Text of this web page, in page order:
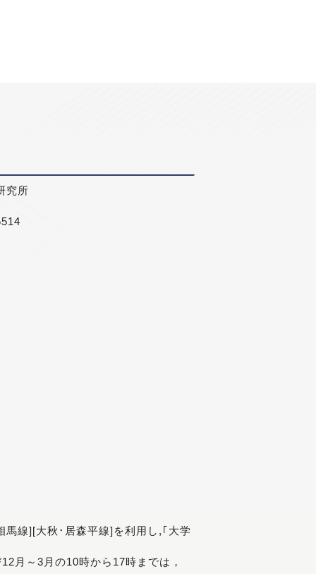
究所
線][大秋･居森平線]を利用し,｢大学
月～3月の10時から17時までは，